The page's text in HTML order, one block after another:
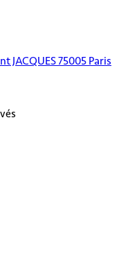
JACQUES 75005 Paris